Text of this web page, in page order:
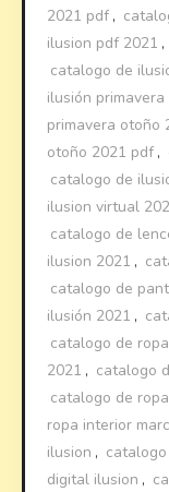
2021 pdf ,
ilusion pdf 2021 ,
catalogo de
ilusión
primavera otoño
otoño 2021 pdf ,
catalogo de
ilusion virtual
catalogo de
ilusion 2021 ,
catalogo de
ilusión 2021 ,
catalogo de
2021 , catalogo
catalogo de
ropa interior
ilusion ,
digital ilusion ,